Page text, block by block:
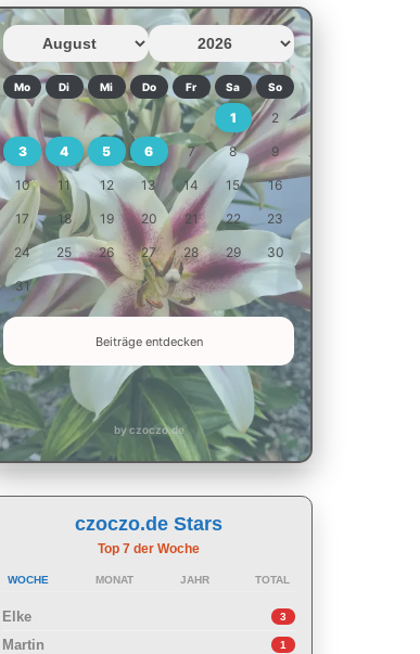
Mo Di Mi Do Fr Sa So
1 2
3 4 5 6 7 8 9
10 11 12 13 14 15 16
17 18 19 20 21 22 23
24 25 26 27 28 29 30
31
Beiträge entdecken
by czoczo.de
czoczo.de Stars
Top 7 der Woche
WOCHE MONAT JAHR TOTAL
Elke 3
Martin 1